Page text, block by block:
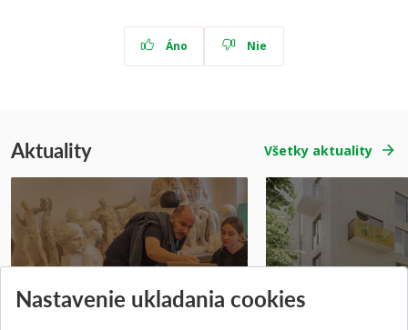
Áno Nie
Aktuality Všetky aktuality
Pridané 14.07.2026 Pridané 03.07.2026
Nastavenie ukladania cookies